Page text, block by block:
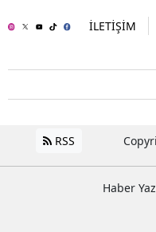
İLETİŞİM
RSS
Haber